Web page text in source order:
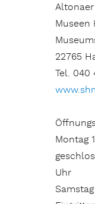
Museen
22765
Tel. 040
Montag
Uhr